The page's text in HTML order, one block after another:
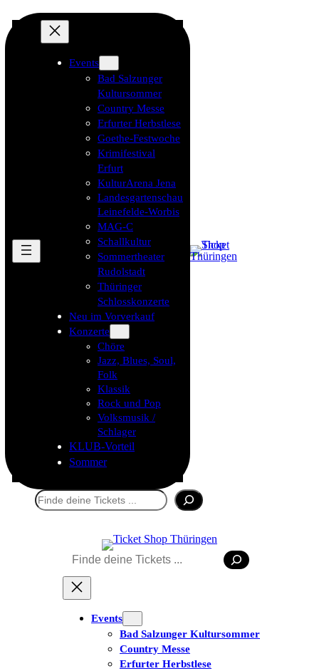
Events
Bad Salzunger
Kultursommer
Country Messe
Erfurter Herbstlese
Goethe-Festwoche
Krimifestival
Erfurt
KulturArena Jena
Landesgartenschau
Leinefelde-Worbis
MAG-C
Schallkultur
Sommertheater
Rudolstadt
Thüringer
Schlosskonzerte
Neu im Vorverkauf
Konzerte
Chöre
Jazz, Blues, Soul,
Folk
Klassik
Rock und Pop
Volksmusik /
Schlager
KLUB-Vorteil
Sommer
Suchen
Suchen
Events
Bad Salzunger Kultursommer
Country Messe
Erfurter Herbstlese
Tickets kaufen